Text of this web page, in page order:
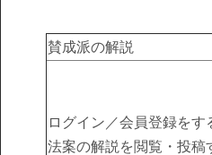
賛成派の解説
ログイン／会員登録をす
法案の解説を閲覧・投稿